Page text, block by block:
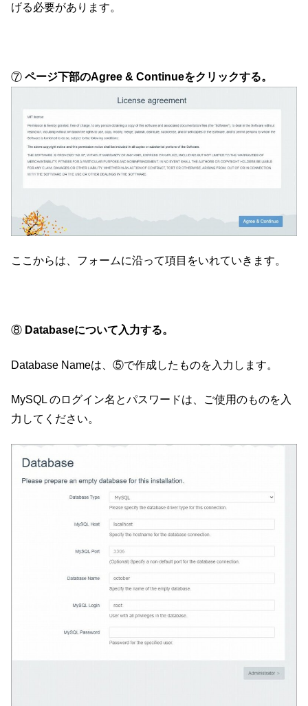
げる必要があります。
⑦ ページ下部のAgree & Continueをクリックする。
ここからは、フォームに沿って項目をいれていきます。
⑧ Databaseについて入力する。
Database Nameは、⑤で作成したものを入力します。
MySQL のログイン名とパスワードは、ご使用のものを入
力してください。